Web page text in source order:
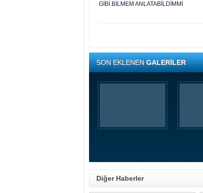
GİBİ.BİLMEM ANLATABİLDİMMİ
SON EKLENENGALERİLER
Diğer Haberler